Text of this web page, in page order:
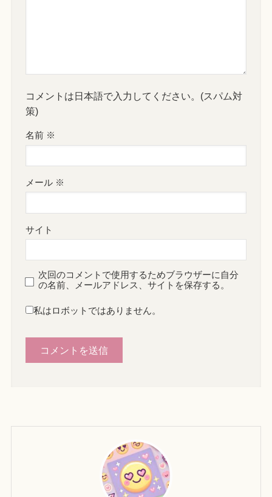
コメントは日本語で入力してください。(スパム対
策)
名前 ※
メール ※
サイト
次回のコメントで使用するためブラウザーに自分
の名前、メールアドレス、サイトを保存する。
私はロボットではありません。